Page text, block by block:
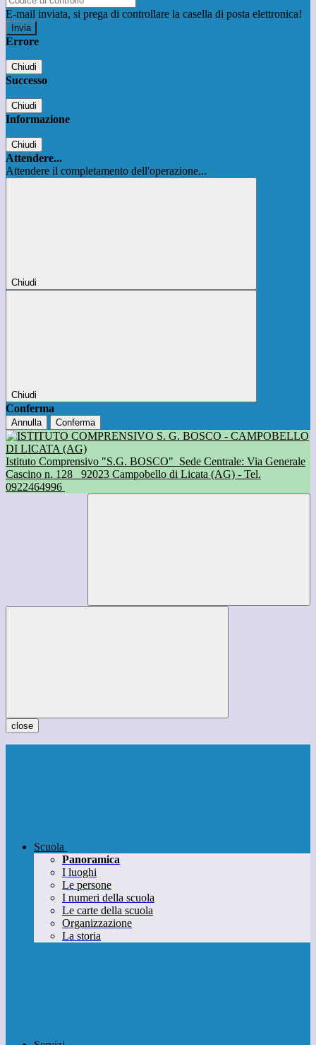
E-mail inviata, si prega di controllare la casella di posta elettronica!
Errore
Chiudi
Successo
Chiudi
Informazione
Chiudi
Attendere...
Attendere il completamento dell'operazione...
Chiudi
Chiudi
Conferma
Annulla Conferma
Istituto Comprensivo "S.G. BOSCO" Sede Centrale: Via Generale
Cascino n. 128
92023 Campobello di Licata (AG) - Tel.
0922464996
close
Scuola
Panoramica
I luoghi
Le persone
I numeri della scuola
Le carte della scuola
Organizzazione
La storia